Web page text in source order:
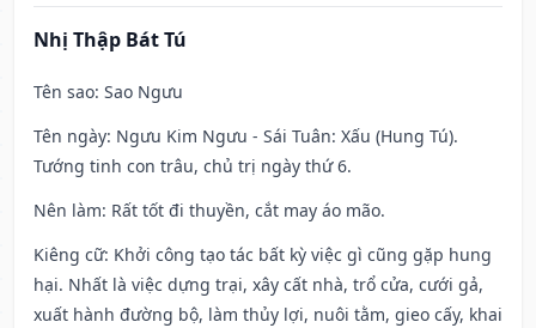
Nhị Thập Bát Tú
Tên sao: Sao Ngưu
Tên ngày: Ngưu Kim Ngưu - Sái Tuân: Xấu (Hung Tú).
Tướng tinh con trâu, chủ trị ngày thứ 6.
Nên làm: Rất tốt đi thuyền, cắt may áo mão.
Kiêng cữ: Khởi công tạo tác bất kỳ việc gì cũng gặp hung
hại. Nhất là việc dựng trại, xây cất nhà, trổ cửa, cưới gả,
xuất hành đường bộ, làm thủy lợi, nuôi tằm, gieo cấy, khai